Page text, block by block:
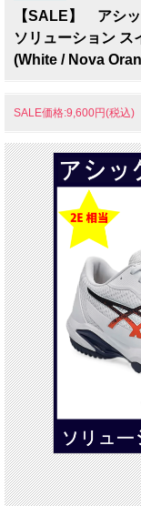
【SALE】 アシ
ソリューション
(White / Nova
SALE価格:9,600円(税込)